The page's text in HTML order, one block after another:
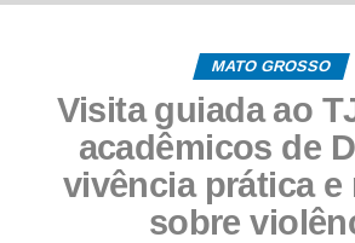
MATO GROSSO
Visita guiada ao
acadêmicos de
vivência prática e
sobre